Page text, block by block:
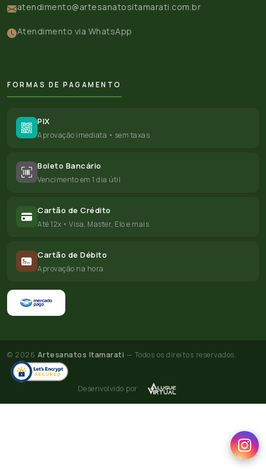
atendimento@artesanatositamarati.com.br
Atendimento via WhatsApp
FORMAS DE PAGAMENTO
PIX
Aprovação imediata • sem taxas
Boleto Bancário
Vencimento em 1 dia útil
Cartão de Crédito
Até 12x • Visa, Master, Elo e mais
Cartão de Débito
Aprovação na hora
© 2026 Artesanatos Itamarati — Todos os direitos reservados.
Desenvolvido por